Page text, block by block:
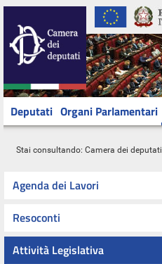
Deputati Organi Parlamentari
Stai consultando: Camera dei deputati
Agenda dei Lavori
Resoconti
Attività Legislativa